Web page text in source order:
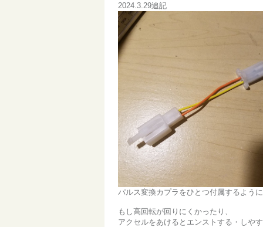
2024.3.29追記
パルス変換カプラをひとつ付属するよう
もし高回転が回りにくかったり、
アクセルをあけるとエンストする・しや